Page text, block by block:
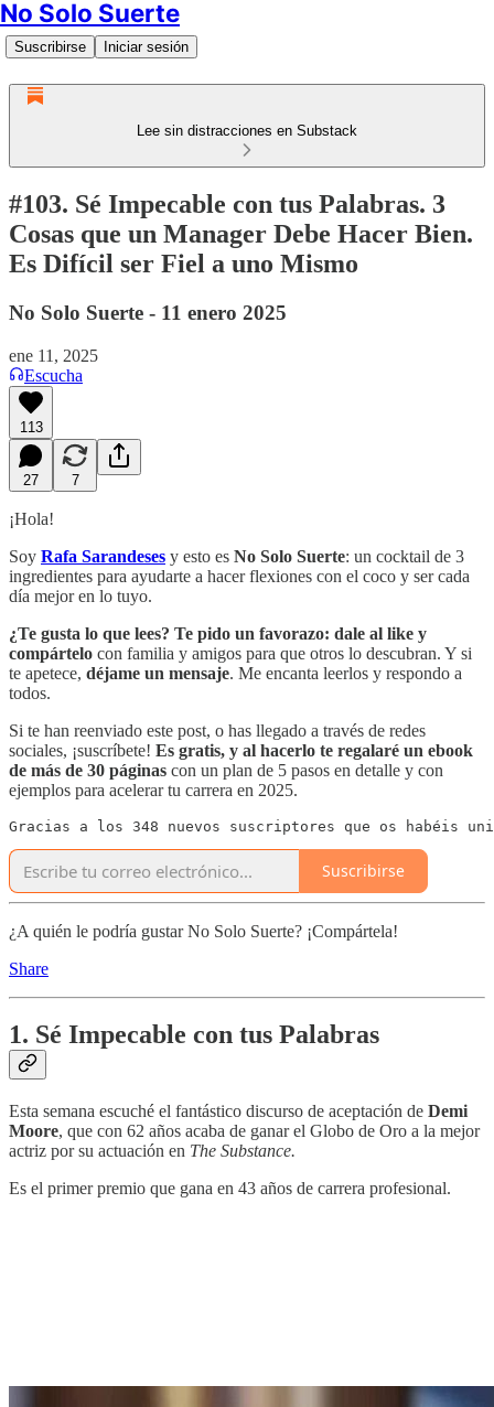
No Solo Suerte
Suscribirse Iniciar sesión
Lee sin distracciones en Substack
#103. Sé Impecable con tus Palabras. 3
Cosas que un Manager Debe Hacer Bien.
Es Difícil ser Fiel a uno Mismo
No Solo Suerte - 11 enero 2025
ene 11, 2025
Escucha
113
27 7
¡Hola!
Soy Rafa Sarandeses y esto es No Solo Suerte: un cocktail de 3
ingredientes para ayudarte a hacer flexiones con el coco y ser cada
día mejor en lo tuyo.
¿Te gusta lo que lees? Te pido un favorazo: dale al like y
compártelo con familia y amigos para que otros lo descubran. Y si
te apetece, déjame un mensaje. Me encanta leerlos y respondo a
todos.
Si te han reenviado este post, o has llegado a través de redes
sociales, ¡suscríbete! Es gratis, y al hacerlo te regalaré un ebook
de más de 30 páginas con un plan de 5 pasos en detalle y con
ejemplos para acelerar tu carrera en 2025.
Gracias a los 348 nuevos suscriptores que os habéis
Suscribirse
¿A quién le podría gustar No Solo Suerte? ¡Compártela!
Share
1. Sé Impecable con tus Palabras
Esta semana escuché el fantástico discurso de aceptación de Demi
Moore, que con 62 años acaba de ganar el Globo de Oro a la mejor
actriz por su actuación en The Substance.
Es el primer premio que gana en 43 años de carrera profesional.